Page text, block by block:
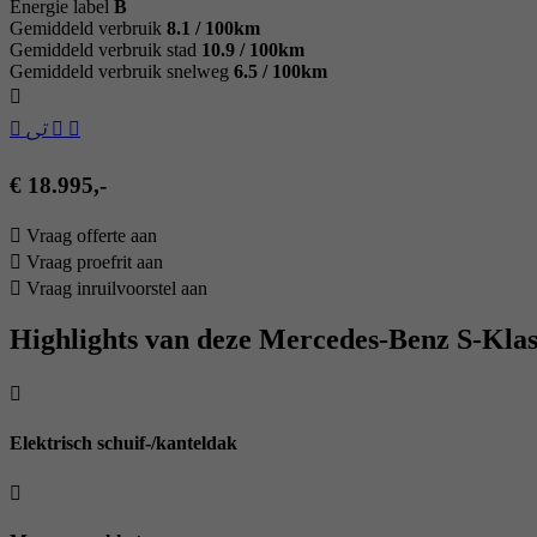
Energie label B
Gemiddeld verbruik 8.1 / 100km
Gemiddeld verbruik stad 10.9 / 100km
Gemiddeld verbruik snelweg 6.5 / 100km
€ 18.995,-
Vraag offerte aan
Vraag proefrit aan
Vraag inruilvoorstel aan
Highlights van deze Mercedes-Benz S-
Elektrisch schuif-/kanteldak